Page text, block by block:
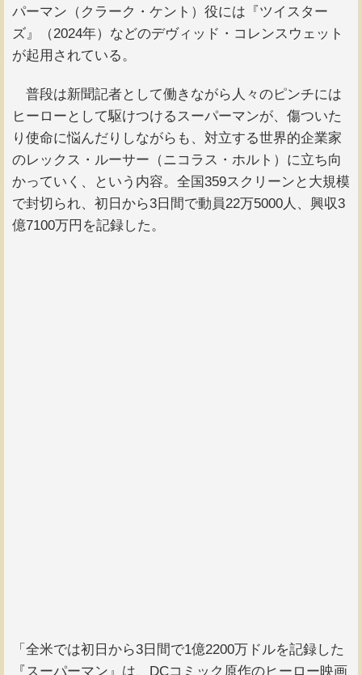
パーマン（クラーク・ケント）役には『ツイスター
ズ』（2024年）などのデヴィッド・コレンスウェット
が起用されている。
普段は新聞記者として働きながら人々のピンチには
ヒーローとして駆けつけるスーパーマンが、傷ついた
り使命に悩んだりしながらも、対立する世界的企業家
のレックス・ルーサー（ニコラス・ホルト）に立ち向
かっていく、という内容。全国359スクリーンと大規模
で封切られ、初日から3日間で動員22万5000人、興収3
億7100万円を記録した。
「全米では初日から3日間で1億2200万ドルを記録した
『スーパーマン』は、DCコミック原作のヒーロー映画